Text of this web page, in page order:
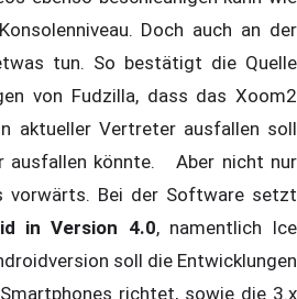
Doch auch an der
tun. So bestätigt die Quelle
von Fudzilla, dass das Xoom2
aktueller Vertreter ausfallen soll
ausfallen könnte. Aber nicht nur
vorwärts. Bei der Software setzt
in Version 4.0, namentlich Ice
soll die Entwicklungen
richtet, sowie die 3.x